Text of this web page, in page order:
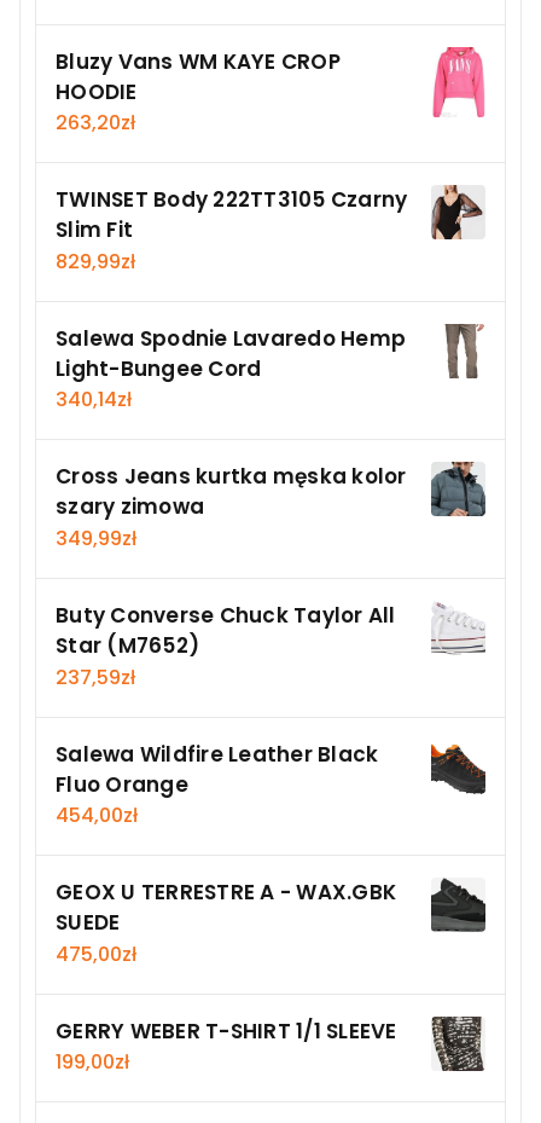
Bluzy Vans WM KAYE CROP
HOODIE
263,20zł
TWINSET Body 222TT3105 Czarny
Slim Fit
829,99zł
Salewa Spodnie Lavaredo Hemp
Light-Bungee Cord
340,14zł
Cross Jeans kurtka męska kolor
szary zimowa
349,99zł
Buty Converse Chuck Taylor All
Star (M7652)
237,59zł
Salewa Wildfire Leather Black
Fluo Orange
454,00zł
GEOX U TERRESTRE A - WAX.GBK
SUEDE
475,00zł
GERRY WEBER T-SHIRT 1/1 SLEEVE
199,00zł